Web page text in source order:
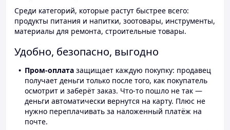
Среди категорий, которые растут быстрее всего:
продукты питания и напитки, зоотовары, инструменты,
материалы для ремонта, строительные товары.
Удобно, безопасно, выгодно
Пром-оплата защищает каждую покупку: продавец
получает деньги только после того, как покупатель
осмотрит и заберёт заказ. Что-то пошло не так —
деньги автоматически вернутся на карту. Плюс не
нужно переплачивать за наложенный платёж на
почте.